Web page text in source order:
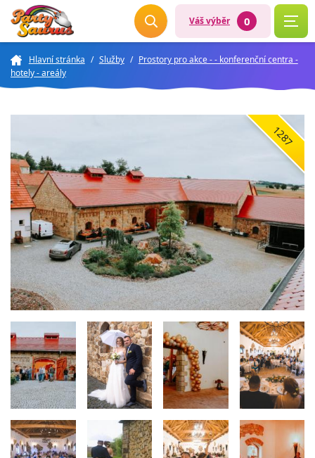
Váš výběr 0
Hlavní stránka / Služby / Prostory pro akce - - konferenční centra -
hotely - areály
1287